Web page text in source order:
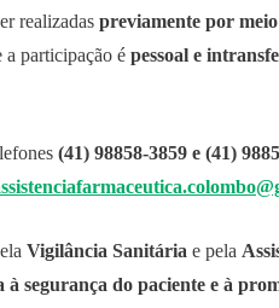
realizadas previamente por
a participação é pessoal e
(41) 98858-3859 e (41)
Vigilância Sanitária e pela
segurança do paciente e à